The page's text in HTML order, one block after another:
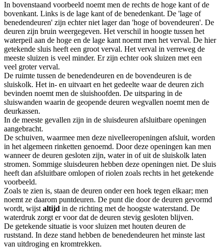
In bovenstaand voorbeeld noemt men de rechts de hoge kant of de
bovenkant. Links is de lage kant of de benedenkant. De 'lage of
benedendeuren' zijn echter niet lager dan 'hoge of bovendeuren'. De
deuren zijn bruin weergegeven. Het verschil in hoogte tussen het
waterpeil aan de hoge en de lage kant noemt men het verval. De hier
getekende sluis heeft een groot verval. Het verval in verreweg de
meeste sluizen is veel minder. Er zijn echter ook sluizen met een
veel groter verval.
De ruimte tussen de benedendeuren en de bovendeuren is de
sluiskolk. Het in- en uitvaart en het gedeelte waar de deuren zich
bevinden noemt men de sluishoofden. De uitsparing in de
sluiswanden waarin de geopende deuren wegvallen noemt men de
deurkassen.
In de meeste gevallen zijn in de sluisdeuren afsluitbare openingen
aangebracht.
De schuiven, waarmee men deze nivelleeropeningen afsluit, worden
in het algemeen rinketten genoemd. Door deze openingen kan men
wanneer de deuren gesloten zijn, water in of uit de sluiskolk laten
stromen. Sommige sluisdeuren hebben deze openingen niet. De sluis
heeft dan afsluitbare omlopen of riolen zoals rechts in het getekende
voorbeeld.
Zoals te zien is, staan de deuren onder een hoek tegen elkaar; men
noemt ze daarom puntdeuren. De punt die door de deuren gevormd
wordt, wijst altijd in de richting met de hoogste waterstand. De
waterdruk zorgt er voor dat de deuren stevig gesloten blijven.
De getekende situatie is voor sluizen met houten deuren de
ruststand. In deze stand hebben de benedendeuren het minste last
van uitdroging en kromtrekken.